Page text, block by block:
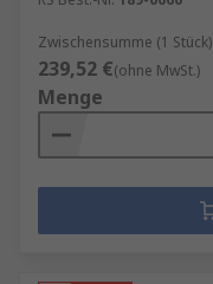
Zwischensumme (1 Stück)
239,52 €(ohne MwSt.)
Menge